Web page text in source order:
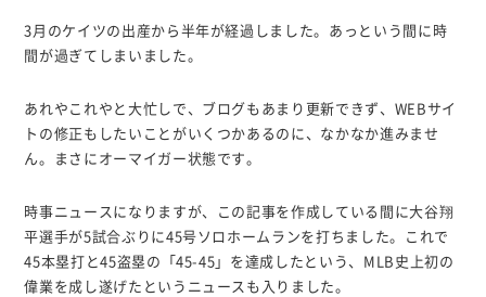
3月のケイツの出産から半年が経過しました。あっという間に時
間が過ぎてしまいました。
あれやこれやと大忙しで、ブログもあまり更新できず、WEBサイ
トの修正もしたいことがいくつかあるのに、なかなか進みませ
ん。まさにオーマイガー状態です。
時事ニュースになりますが、この記事を作成している間に大谷翔
平選手が5試合ぶりに45号ソロホームランを打ちました。これで
45本塁打と45盗塁の「45-45」を達成したという、MLB史上初の
偉業を成し遂げたというニュースも入りました。